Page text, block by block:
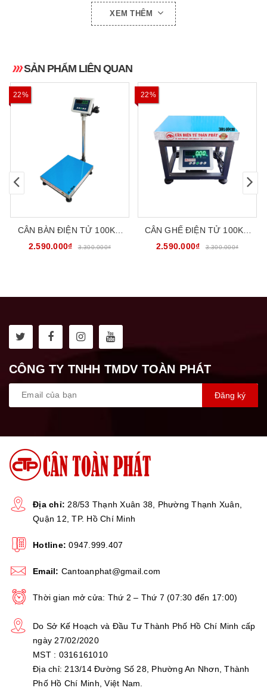
HÌNH ẢNH THỰC TẾ:
XEM THÊM
SẢN PHẨM LIÊN QUAN
22%
CÂN BÀN ĐIỆN TỬ 100KG
CATOPHA B19W100B45
2.590.000₫ 3.300.000₫
22%
CÂN GHẾ ĐIỆN TỬ 100KG
30X40CM CATOPHA
2.590.000₫ 3.300.000₫
CÔNG TY TNHH TMDV TOÀN PHÁT
Đăng ký
Địa chỉ: 28/53 Thạnh Xuân 38, Phường Thạnh Xuân,
Quận 12, TP. Hồ Chí Minh
Hotline: 0947.999.407
Email: Cantoanphat@gmail.com
Thời gian mở cửa: Thứ 2 – Thứ 7 (07:30 đến 17:00)
Do Sở Kế Hoạch và Đầu Tư Thành Phố Hồ Chí Minh cấp
ngày 27/02/2020
MST : 0316161010
Địa chỉ: 213/14 Đường Số 28, Phường An Nhơn, Thành
Phố Hồ Chí Minh, Việt Nam.